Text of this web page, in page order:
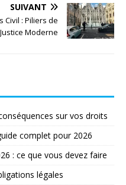
SUIVANT
Civil : Piliers de
Moderne
sur vos droits
complet pour 2026
: ce que vous devez faire
légales